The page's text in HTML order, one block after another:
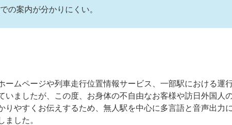
の案内が分かりにくい。
ームページや列車走行位置情報サービス、一部駅における運
いましたが、この度、お身体の不自由なお客様や訪日外国人
りやすくお伝えするため、無人駅を中心に多言語と音声出力
ました。